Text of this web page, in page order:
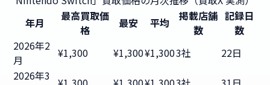
年月
最高買取価
格
最安 平均
掲載店舗
数
記録日
数
2026年2
月
¥1,300 ¥1,300¥1,3003社
22日
2026年3